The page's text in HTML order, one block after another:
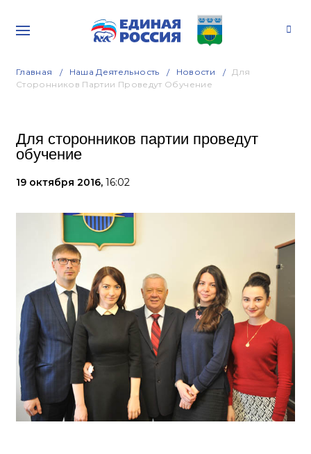
Главная Наша Деятельность Новости
Для
Сторонников Партии Проведут Обучение
Для сторонников партии проведут
обучение
19 октября 2016, 16:02